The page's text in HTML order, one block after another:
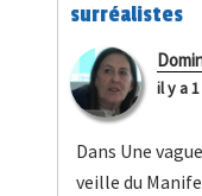
surréalistes
il y a
Dans Une
veille du